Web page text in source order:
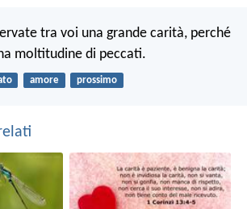
tra voi una grande carità, perché
moltitudine di peccati.
amore prossimo